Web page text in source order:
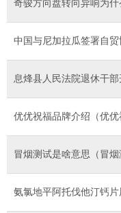
奇骏方向盘转向异响为
中国与尼加拉瓜签署自
息烽县人民法院退休干
优优祝福品牌介绍（优优
冒烟测试是啥意思（冒烟
氨氯地平阿托伐他汀钙